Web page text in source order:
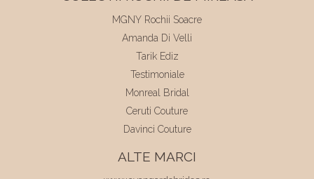
MGNY Rochii Soacre
Amanda Di Velli
Tarik Ediz
Testimoniale
Monreal Bridal
Ceruti Couture
Davinci Couture
ALTE MARCI